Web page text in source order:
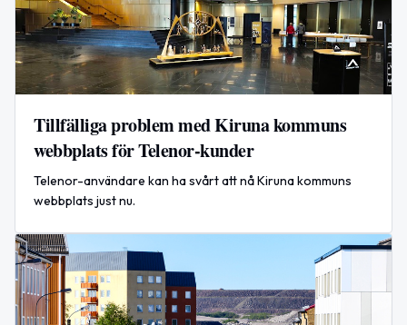
Tillfälliga problem med Kiruna kommuns
webbplats för Telenor-kunder
Telenor-användare kan ha svårt att nå Kiruna kommuns
webbplats just nu.